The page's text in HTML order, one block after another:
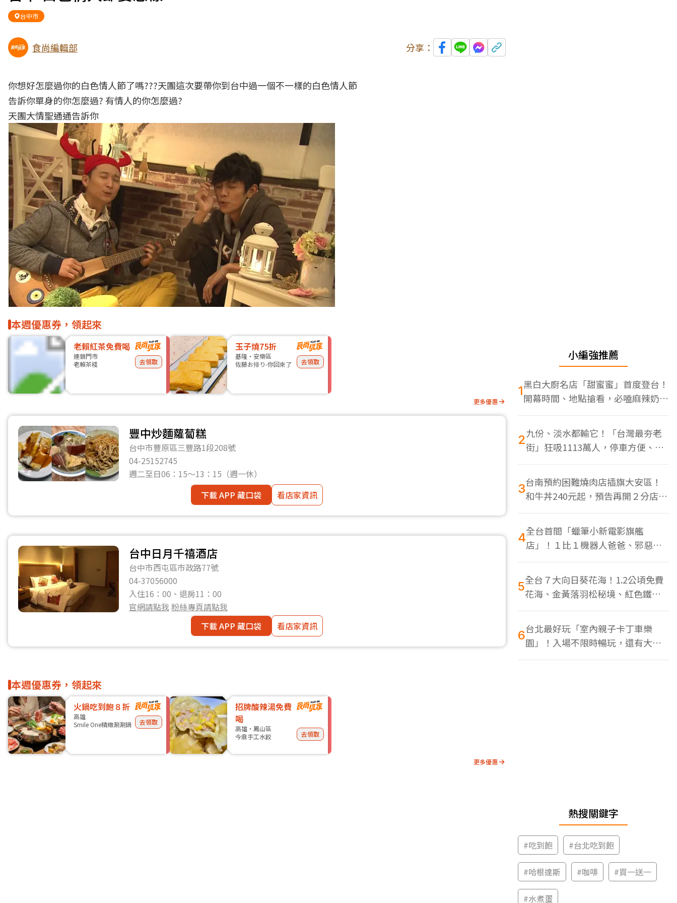
台中市
食尚編輯部 分享：
你想好怎麼過你的白色情人節了嗎???天團這次要帶你到台中過一個不一樣的白色情人節
告訴你單身的你怎麼過? 有情人的你怎麼過?
天團大情聖通通告訴你
本週優惠券，領起來
老賴紅茶免費喝
連鎖門市
老賴茶棧
去領取
玉子燒75折
基隆・安樂區
佐藤お帰り-你回來了
去領取
更多優惠
豐中炒麵蘿蔔糕
台中市豐原區三豐路1段208號
04-25152745
週二至日06：15～13：15（週一休）
下載 APP 藏口袋
看店家資訊
台中日月千禧酒店
台中市西屯區市政路77號
04-37056000
入住16：00、退房11：00
官網請點我 粉絲專頁請點我
下載 APP 藏口袋
看店家資訊
本週優惠券，領起來
火鍋吃到飽８折
高雄
Smile One精緻涮涮鍋
去領取
招牌酸辣湯免費
喝
高雄・鳳山區
今鼎手工水餃
去領取
更多優惠
小編強推薦
1黑白大廚名店「甜蜜蜜」首度登台！
開幕時間、地點搶看，必嗑麻辣奶油
蝦
2九份、淡水都輸它！「台灣最夯老
街」狂吸1113萬人，停車方便、特
色美食多
3台南預約困難燒肉店插旗大安區！
和牛丼240元起，預告再開２分店、
地點曝光
4全台首間「蠟筆小新電影旗艦
店」！１比１機器人爸爸、邪惡正
男，百款周邊買翻
5全台７大向日葵花海！1.2公頃免費
花海、金黃落羽松秘境、紅色鐵橋
同框
6台北最好玩「室內親子卡丁車樂
園」！入場不限時暢玩，還有大螢
幕Switch遊戲區
熱搜關鍵字
#吃到飽 #台北吃到飽
#哈根達斯 #咖啡 #買一送一
#水煮蛋